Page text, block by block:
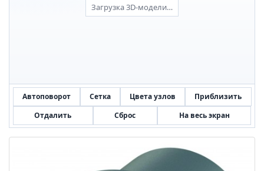
Загрузка 3D-модели…
Автоповорот Сетка Цвета узлов
Приблизить
Отдалить
Сброс На весь экран